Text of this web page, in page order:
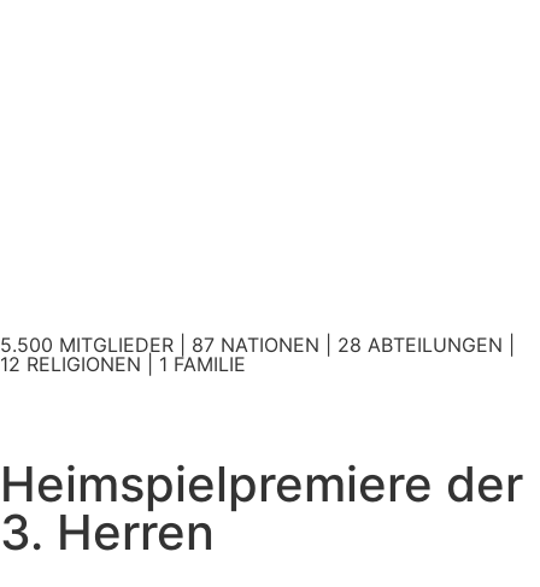
5.500 MITGLIEDER | 87 NATIONEN | 28 ABTEILUNGEN |
12 RELIGIONEN | 1 FAMILIE
Heimspielpremiere der
3. Herren